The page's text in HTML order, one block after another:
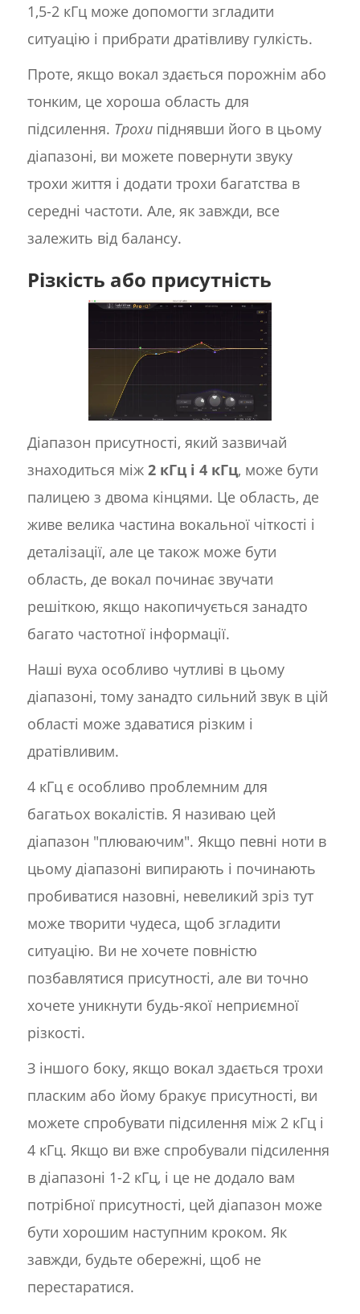
1,5-2 кГц може допомогти згладити
ситуацію і прибрати дратівливу гулкість.
Проте, якщо вокал здається порожнім або
тонким, це хороша область для
підсилення. Трохипіднявши його в цьому
діапазоні, ви можете повернути звуку
трохи життя і додати трохи багатства в
середні частоти. Але, як завжди, все
залежить від балансу.
Різкість або присутність
Діапазон присутності, який зазвичай
знаходиться між 2 кГц і 4 кГц, може бути
палицею з двома кінцями. Це область, де
живе велика частина вокальної чіткості і
деталізації, але це також може бути
область, де вокал починає звучати
решіткою, якщо накопичується занадто
багато частотної інформації.
Наші вуха особливо чутливі в цьому
діапазоні, тому занадто сильний звук в цій
області може здаватися різким і
дратівливим.
4 кГц є особливо проблемним для
багатьох вокалістів. Я називаю цей
діапазон "плюваючим". Якщо певні ноти в
цьому діапазоні випирають і починають
пробиватися назовні, невеликий зріз тут
може творити чудеса, щоб згладити
ситуацію. Ви не хочете повністю
позбавлятися присутності, але ви точно
хочете уникнути будь-якої неприємної
різкості.
З іншого боку, якщо вокал здається трохи
пласким або йому бракує присутності, ви
можете спробувати підсилення між 2 кГц і
4 кГц. Якщо ви вже спробували підсилення
в діапазоні 1-2 кГц, і це не додало вам
потрібної присутності, цей діапазон може
бути хорошим наступним кроком. Як
завжди, будьте обережні, щоб не
перестаратися.